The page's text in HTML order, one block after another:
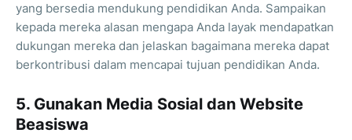
yang bersedia mendukung pendidikan Anda. Sampaikan
kepada mereka alasan mengapa Anda layak mendapatkan
dukungan mereka dan jelaskan bagaimana mereka dapat
berkontribusi dalam mencapai tujuan pendidikan Anda.
5. Gunakan Media Sosial dan Website
Beasiswa